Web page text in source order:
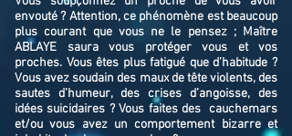
envouté ? Attention, ce phénomène est beaucoup
plus courant que vous ne le pensez ; Maître
ABLAYE saura vous protéger vous et vos
proches. Vous êtes plus fatigué que d’habitude ?
Vous avez soudain des maux de tête violents, des
sautes d’humeur, des crises d’angoisse, des
idées suicidaires ? Vous faites des cauchemars
et/ou vous avez un comportement bizarre et